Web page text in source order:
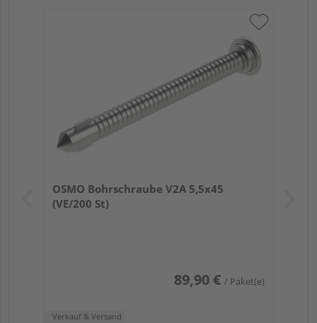
OSMO Bohrschraube V2A 5,5x45
(VE/200 St)
89,90 € / Paket(e)
Verkauf & Versand